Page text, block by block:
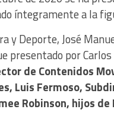
íntegramente a la
y Deporte, José
presentado por
de Contenidos
Luis Fermoso,
Robinson, hijos